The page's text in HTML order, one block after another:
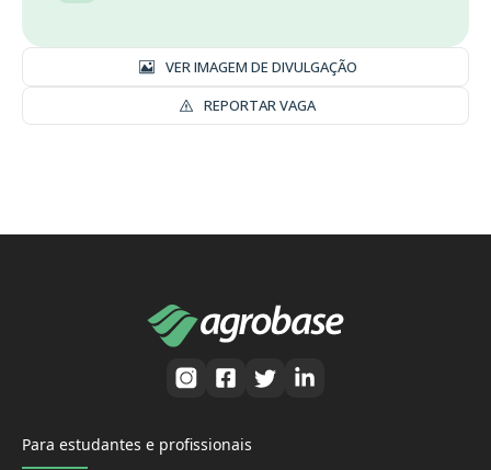
VER IMAGEM DE DIVULGAÇÃO
REPORTAR VAGA
Para estudantes e profissionais